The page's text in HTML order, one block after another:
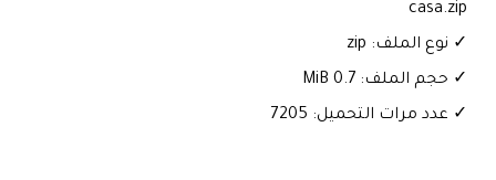
casa.zip
✓ نوع الملف: zip
✓ حجم الملف: 0.7 MiB
✓ عدد مرات التحميل: 7205